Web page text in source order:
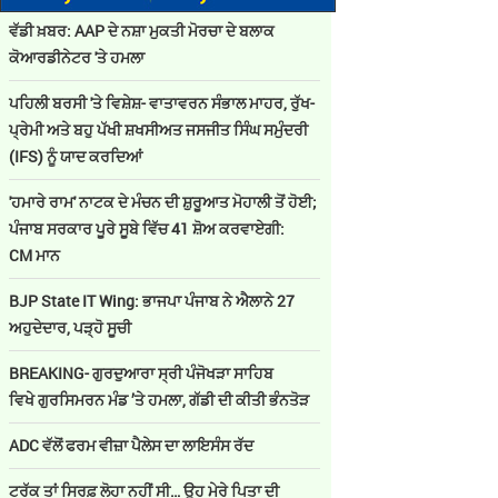
ਵੱਡੀ ਖ਼ਬਰ: AAP ਦੇ ਨਸ਼ਾ ਮੁਕਤੀ ਮੋਰਚਾ ਦੇ ਬਲਾਕ
ਕੋਆਰਡੀਨੇਟਰ 'ਤੇ ਹਮਲਾ
ਪਹਿਲੀ ਬਰਸੀ 'ਤੇ ਵਿਸ਼ੇਸ਼- ਵਾਤਾਵਰਨ ਸੰਭਾਲ ਮਾਹਰ, ਰੁੱਖ-
ਪ੍ਰੇਮੀ ਅਤੇ ਬਹੁ ਪੱਖੀ ਸ਼ਖਸੀਅਤ ਜਸਜੀਤ ਸਿੰਘ ਸਮੁੰਦਰੀ
(IFS) ਨੂੰ ਯਾਦ ਕਰਦਿਆਂ
'ਹਮਾਰੇ ਰਾਮ' ਨਾਟਕ ਦੇ ਮੰਚਨ ਦੀ ਸ਼ੁਰੂਆਤ ਮੋਹਾਲੀ ਤੋਂ ਹੋਈ;
ਪੰਜਾਬ ਸਰਕਾਰ ਪੂਰੇ ਸੂਬੇ ਵਿੱਚ 41 ਸ਼ੋਅ ਕਰਵਾਏਗੀ:
CM ਮਾਨ
BJP State IT Wing: ਭਾਜਪਾ ਪੰਜਾਬ ਨੇ ਐਲਾਨੇ 27
ਅਹੁਦੇਦਾਰ, ਪੜ੍ਹੋ ਸੂਚੀ
BREAKING- ਗੁਰਦੁਆਰਾ ਸ੍ਰੀ ਪੰਜੋਖੜਾ ਸਾਹਿਬ
ਵਿਖੇ ਗੁਰਸਿਮਰਨ ਮੰਡ ’ਤੇ ਹਮਲਾ, ਗੱਡੀ ਦੀ ਕੀਤੀ ਭੰਨਤੋੜ
ADC ਵੱਲੋਂ ਫਰਮ ਵੀਜ਼ਾ ਪੈਲੇਸ ਦਾ ਲਾਇਸੰਸ ਰੱਦ
ਟਰੱਕ ਤਾਂ ਸਿਰਫ਼ ਲੋਹਾ ਨਹੀਂ ਸੀ… ਉਹ ਮੇਰੇ ਪਿਤਾ ਦੀ